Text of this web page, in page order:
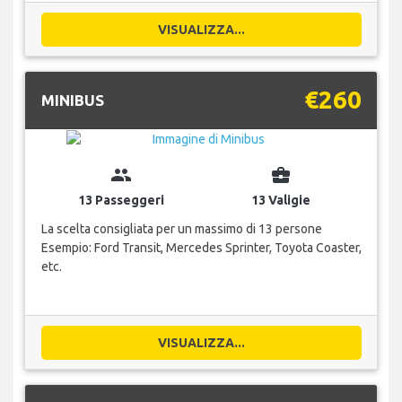
VISUALIZZA...
MINIBUS €260
group
13 Passeggeri
business_center
13 Valigie
La scelta consigliata per un massimo di 13 persone
Esempio: Ford Transit, Mercedes Sprinter, Toyota Coaster,
etc.
VISUALIZZA...